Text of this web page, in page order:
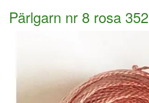
Pärlgarn nr 8 rosa 352